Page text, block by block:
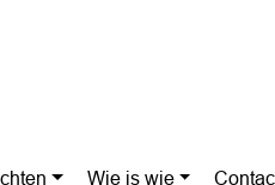
Wie is wie